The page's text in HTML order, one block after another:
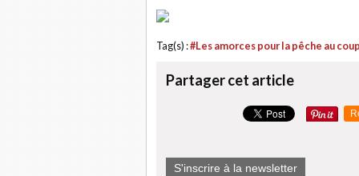
Tag(s) :#Les amorces pour la pêche au
Partager cet article
S'inscrire à la newsletter